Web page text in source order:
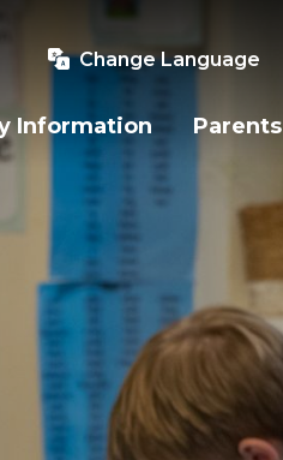
Change Language
Information Parents